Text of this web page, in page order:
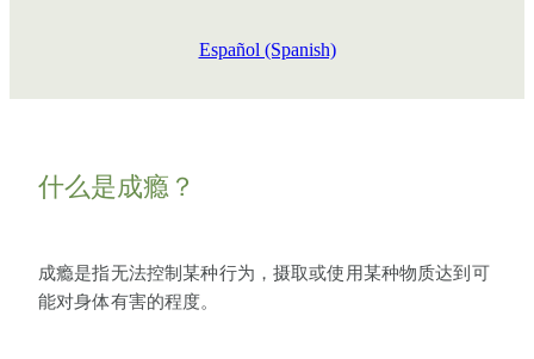
Español (Spanish)
什么是成瘾？
成瘾是指无法控制某种行为，摄取或使用某种物质达到可
能对身体有害的程度。